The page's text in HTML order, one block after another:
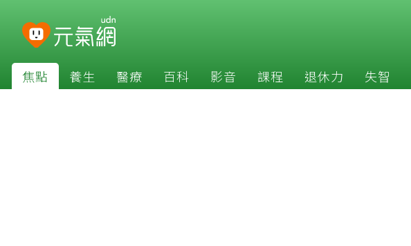
焦點 養生 醫療 百科 影音 課程 退休力 失智